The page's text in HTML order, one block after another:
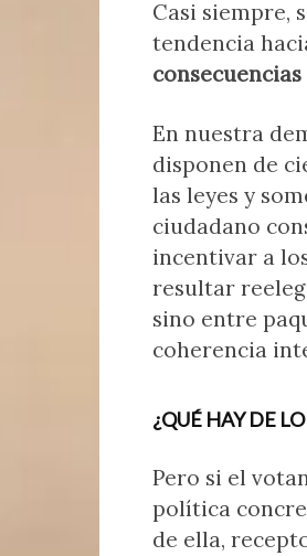
Casi siempre,
tendencia
En nuestra
disponen de
las leyes y
ciudadano
incentivar a
resultar
sino entre
coherencia
¿QUÉ HAY DE
Pero si el
política
de ella,